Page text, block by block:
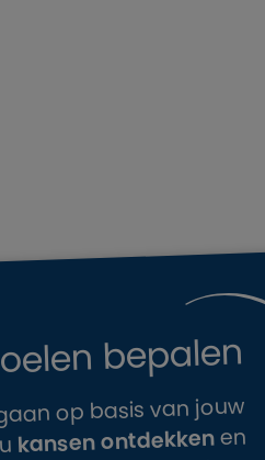
bepalen
op basis van jouw
kansen ontdekkenen